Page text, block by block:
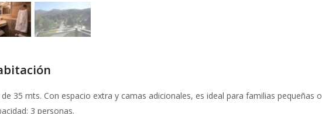
35 mts. Con espacio extra y camas adicionales, es ideal para familias pequeñas o
3 personas.